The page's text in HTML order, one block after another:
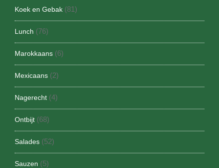
Koek en Gebak (81)
Lunch (76)
Marokkaans (6)
Mexicaans (2)
Nagerecht (4)
Ontbijt (68)
Salades (52)
Sauzen (5)